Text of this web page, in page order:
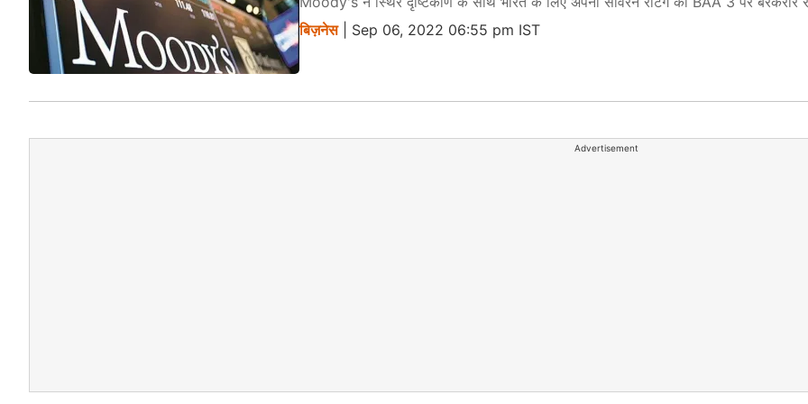
बिज़नेस| Sep 06, 2022 06:55 pm IST
Advertisement